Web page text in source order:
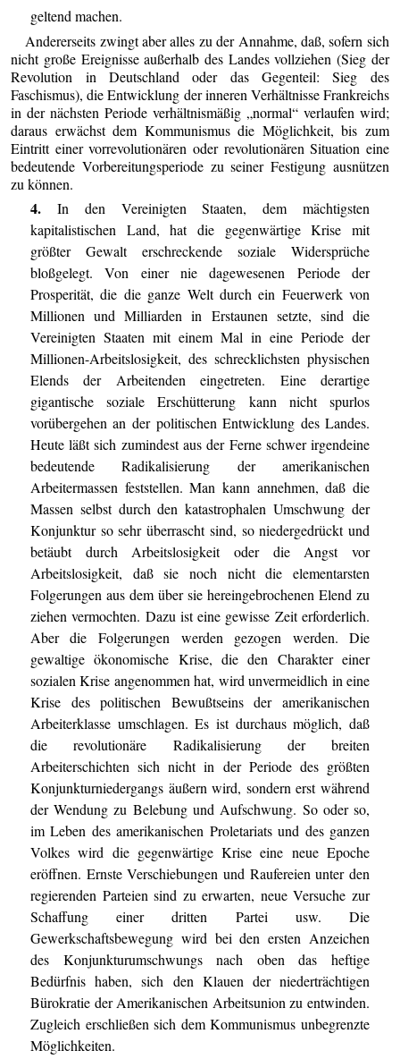
geltend machen.
Andererseits zwingt aber alles zu der Annahme, daß, sofern sich
nicht große Ereignisse außerhalb des Landes vollziehen (Sieg der
Revolution in Deutschland oder das Gegenteil: Sieg des
Faschismus), die Entwicklung der inneren Verhältnisse Frankreichs
in der nächsten Periode verhältnismäßig „normal“ verlaufen wird;
daraus erwächst dem Kommunismus die Möglichkeit, bis zum
Eintritt einer vorrevolutionären oder revolutionären Situation eine
bedeutende Vorbereitungsperiode zu seiner Festigung ausnützen
zu können.
4.In den Vereinigten Staaten, dem mächtigsten
kapitalistischen Land, hat die gegenwärtige Krise mit
größter Gewalt erschreckende soziale Widersprüche
bloßgelegt. Von einer nie dagewesenen Periode der
Prosperität, die die ganze Welt durch ein Feuerwerk von
Millionen und Milliarden in Erstaunen setzte, sind die
Vereinigten Staaten mit einem Mal in eine Periode der
Millionen-Arbeitslosigkeit, des schrecklichsten physischen
Elends der Arbeitenden eingetreten. Eine derartige
gigantische soziale Erschütterung kann nicht spurlos
vorübergehen an der politischen Entwicklung des Landes.
Heute läßt sich zumindest aus der Ferne schwer irgendeine
bedeutende Radikalisierung der amerikanischen
Arbeitermassen feststellen. Man kann annehmen, daß die
Massen selbst durch den katastrophalen Umschwung der
Konjunktur so sehr überrascht sind, so niedergedrückt und
betäubt durch Arbeitslosigkeit oder die Angst vor
Arbeitslosigkeit, daß sie noch nicht die elementarsten
Folgerungen aus dem über sie hereingebrochenen Elend zu
ziehen vermochten. Dazu ist eine gewisse Zeit erforderlich.
Aber die Folgerungen werden gezogen werden. Die
gewaltige ökonomische Krise, die den Charakter einer
sozialen Krise angenommen hat, wird unvermeidlich in eine
Krise des politischen Bewußtseins der amerikanischen
Arbeiterklasse umschlagen. Es ist durchaus möglich, daß
die revolutionäre Radikalisierung der breiten
Arbeiterschichten sich nicht in der Periode des größten
Konjunkturniedergangs äußern wird, sondern erst während
der Wendung zu Belebung und Aufschwung. So oder so,
im Leben des amerikanischen Proletariats und des ganzen
Volkes wird die gegenwärtige Krise eine neue Epoche
eröffnen. Ernste Verschiebungen und Raufereien unter den
regierenden Parteien sind zu erwarten, neue Versuche zur
Schaffung einer dritten Partei usw. Die
Gewerkschaftsbewegung wird bei den ersten Anzeichen
des Konjunkturumschwungs nach oben das heftige
Bedürfnis haben, sich den Klauen der niederträchtigen
Bürokratie der Amerikanischen Arbeitsunion zu entwinden.
Zugleich erschließen sich dem Kommunismus unbegrenzte
Möglichkeiten.